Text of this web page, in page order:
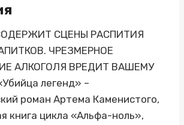
СЦЕНЫ РАСПИТИЯ
ЧРЕЗМЕРНОЕ
АЛКОГОЛЯ ВРЕДИТ ВАШЕМУ
легенд» –
роман Артема Каменистого,
книга цикла «Альфа-ноль»,